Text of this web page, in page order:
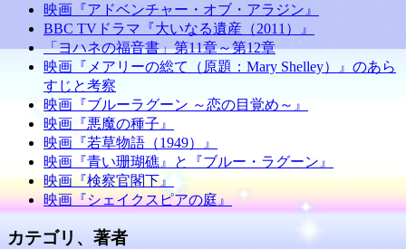
映画『アドベンチャー・オブ・アラジン』
BBC TVドラマ『大いなる遺産（2011）』
「ヨハネの福音書」第11章～第12章
映画『メアリーの総て（原題：Mary Shelley）』のあら
すじと考察
映画『ブルーラグーン ～恋の目覚め～』
映画『悪魔の種子』
映画『若草物語（1949）』
映画『青い珊瑚礁』と『ブルー・ラグーン』
映画『検察官閣下』
映画『シェイクスピアの庭』
カテゴリ、著者